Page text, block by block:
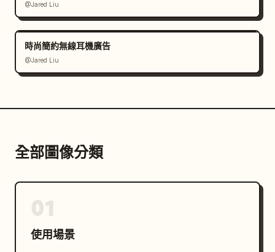
@Jared Liu
時尚簡約無線耳機廣告
@Jared Liu
全部圖像分類
使用場景